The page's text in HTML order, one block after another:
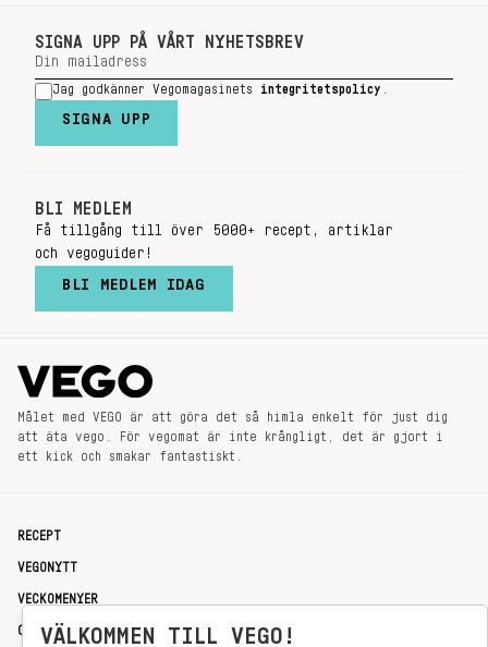
SIGNA UPP PÅ VÅRT NYHETSBREV
Jag godkänner Vegomagasinets integritetspolicy
SIGNA UPP
BLI MEDLEM
Få tillgång till över 5000+ recept, artiklar
och vegoguider!
BLI MEDLEM IDAG
Målet med VEGO är att göra det så himla enkelt för just dig
att äta vego. För vegomat är inte krångligt, det är gjort i
ett kick och smakar fantastiskt.
RECEPT
VEGONYTT
VECKOMENYER
OM OSSVÄLKOMMEN TILL VEGO!